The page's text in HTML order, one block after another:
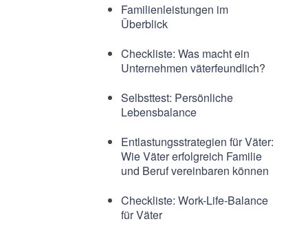
Familienleistungen im
Überblick
Checkliste: Was macht ein
Unternehmen väterfeundlich?
Selbsttest: Persönliche
Lebensbalance
Entlastungsstrategien für Väter:
Wie Väter erfolgreich Familie
und Beruf vereinbaren können
Checkliste: Work-Life-Balance
für Väter